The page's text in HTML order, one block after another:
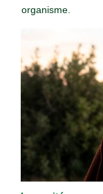
organisme.